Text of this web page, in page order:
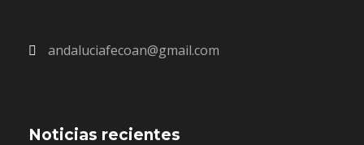
andaluciafecoan@gmail.com
Noticias recientes